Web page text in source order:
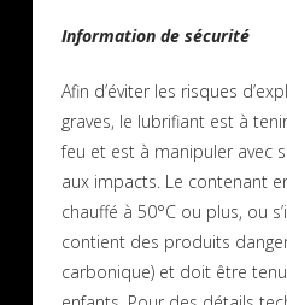
Information de sécurité
Afin d’éviter les risques
graves, le lubrifiant est à
feu et est à manipuler avec
aux impacts. Le contenant
chauffé à 50°C ou plus, ou
contient des produits
carbonique) et doit être